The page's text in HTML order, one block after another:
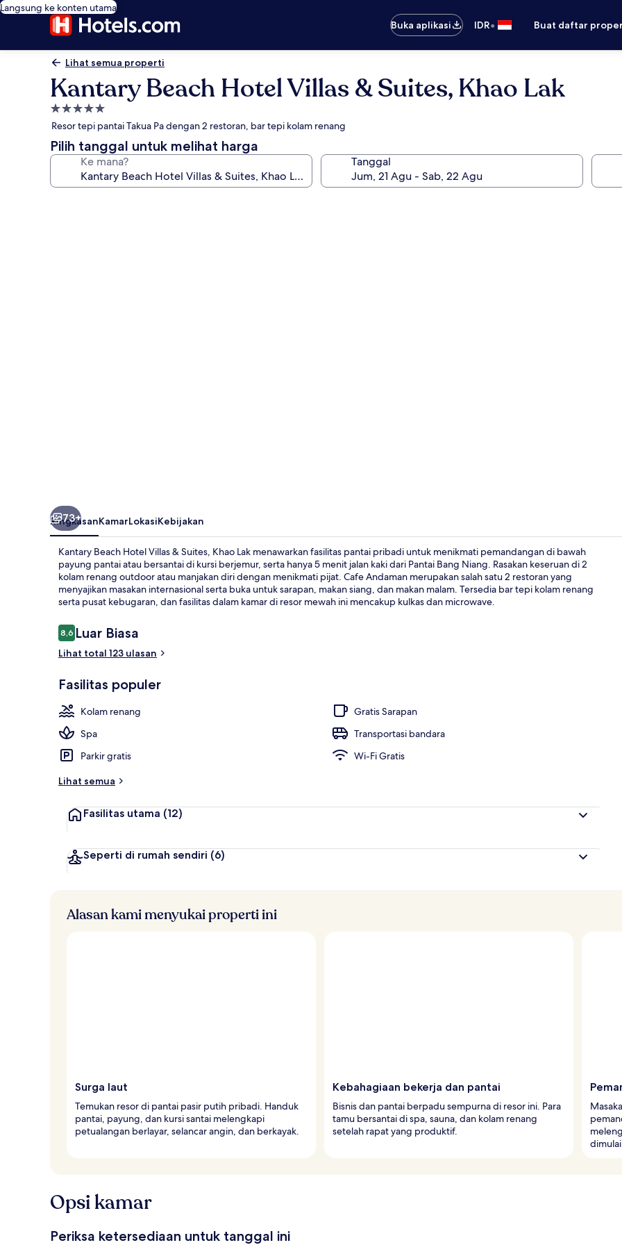
Langsung ke konten utama
Buka aplikasi
IDR• Buat daftar
Lihat semua properti
Kantary Beach Hotel Villas & Suites, Khao Lak
Properti
bintang
5.0
Resor tepi pantai Takua Pa dengan 2 restoran, bar tepi kolam renang
Pilih tanggal untuk melihat harga
Ke mana? Tanggal
Pantai
73+
RingkasanKamarLokasiKebijakan
Kantary Beach Hotel Villas & Suites, Khao Lak menawarkan fasilitas pantai pribadi untuk menikmati pemandangan di bawah
payung pantai atau bersantai di kursi berjemur, serta hanya 5 menit jalan kaki dari Pantai Bang Niang. Rasakan keseruan di 2
kolam renang outdoor atau manjakan diri dengan menikmati pijat. Cafe Andaman merupakan salah satu 2 restoran yang
menyajikan masakan internasional serta buka untuk sarapan, makan siang, dan makan malam. Tersedia bar tepi kolam renang
serta pusat kebugaran, dan fasilitas dalam kamar di resor mewah ini mencakup kulkas dan microwave.
Ulasan
8,68,6 dari 10
Luar Biasa
Lihat total 123 ulasan
Fasilitas populer
Kolam renang
Gratis Sarapan
Spa
Transportasi bandara
Parkir gratis
Wi-Fi Gratis
Lihat semua
Fasilitas utama (12)
Seperti di rumah sendiri (6)
Alasan kami menyukai properti ini
Surga laut
Temukan resor di pantai pasir putih pribadi. Handuk
pantai, payung, dan kursi santai melengkapi
petualangan berlayar, selancar angin, dan berkayak.
Kebahagiaan bekerja dan pantai
Bisnis dan pantai berpadu sempurna di resor ini. Para
tamu bersantai di spa, sauna, dan kolam renang
setelah rapat yang produktif.
Opsi kamar
Periksa ketersediaan untuk tanggal ini